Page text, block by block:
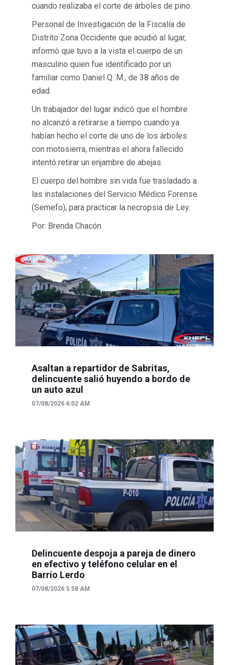
cuando realizaba el corte de árboles de pino.
Personal de Investigación de la Fiscalía de
Distrito Zona Occidente que acudió al lugar,
informó que tuvo a la vista el cuerpo de un
masculino quien fue identificado por un
familiar como Daniel Q. M., de 38 años de
edad.
Un trabajador del lugar indicó que el hombre
no alcanzó a retirarse a tiempo cuando ya
habían hecho el corte de uno de los árboles
con motosierra, mientras el ahora fallecido
intentó retirar un enjambre de abejas.
El cuerpo del hombre sin vida fue trasladado a
las instalaciones del Servicio Médico Forense
(Semefo), para practicar la necropsia de Ley.
Por: Brenda Chacón.
Asaltan a repartidor de Sabritas,
delincuente salió huyendo a bordo de
un auto azul
07/08/2026 6:02 AM
Delincuente despoja a pareja de dinero
en efectivo y teléfono celular en el
Barrio Lerdo
07/08/2026 5:58 AM